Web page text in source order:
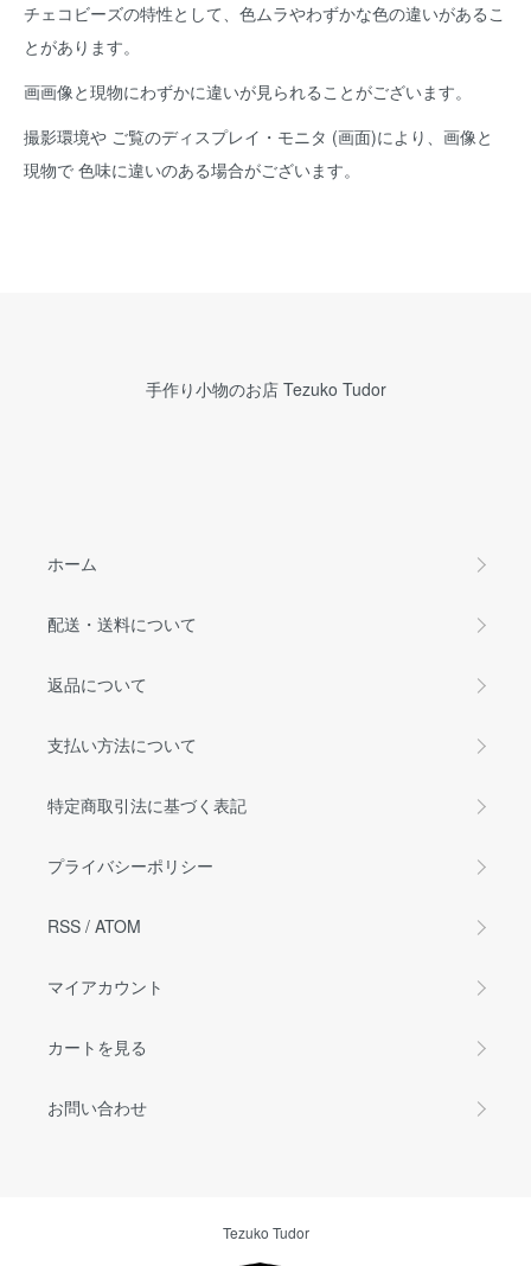
チェコビーズの特性として、色ムラやわずかな色の違いがあるこ
とがあります。
画画像と現物にわずかに違いが見られることがございます。
撮影環境や ご覧のディスプレイ・モニタ (画面)により、画像と
現物で 色味に違いのある場合がございます。
手作り小物のお店 Tezuko Tudor
ホーム
配送・送料について
返品について
支払い方法について
特定商取引法に基づく表記
プライバシーポリシー
RSS / ATOM
マイアカウント
カートを見る
お問い合わせ
Tezuko Tudor